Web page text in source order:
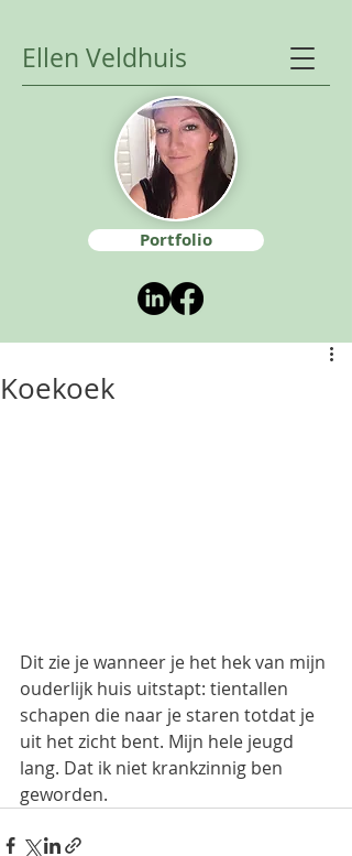
Ellen Veldhuis
Portfolio
Koekoek
Dit zie je wanneer je het hek van mijn
ouderlijk huis uitstapt: tientallen
schapen die naar je staren totdat je
uit het zicht bent. Mijn hele jeugd
lang. Dat ik niet krankzinnig ben
geworden.